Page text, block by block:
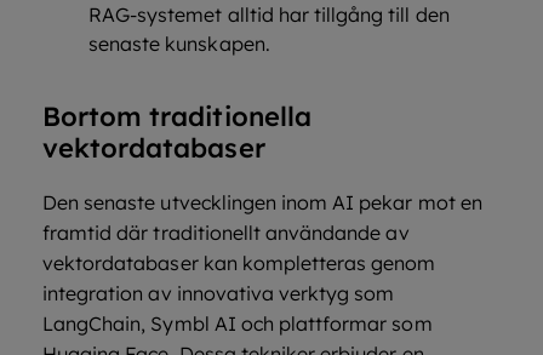
RAG-systemet alltid har tillgång till den
senaste kunskapen.
Bortom traditionella
vektordatabaser
Den senaste utvecklingen inom AI pekar mot en
framtid där traditionellt användande av
vektordatabaser kan kompletteras genom
integration av innovativa verktyg som
LangChain, Symbl AI och plattformar som